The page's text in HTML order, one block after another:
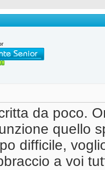
da poco.
quello
difficile,
a voi